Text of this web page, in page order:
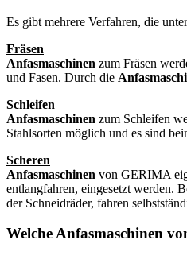
Es gibt mehrere Verfahren, die
Fräsen
Anfasmaschinen zum Fräsen
und Fasen. Durch die
Schleifen
Anfasmaschinen zum Schleifen
Stahlsorten möglich und es sind
Scheren
Anfasmaschinen von GERIMA
entlangfahren, eingesetzt werden.
der Schneidräder, fahren
Welche Anfasmaschinen